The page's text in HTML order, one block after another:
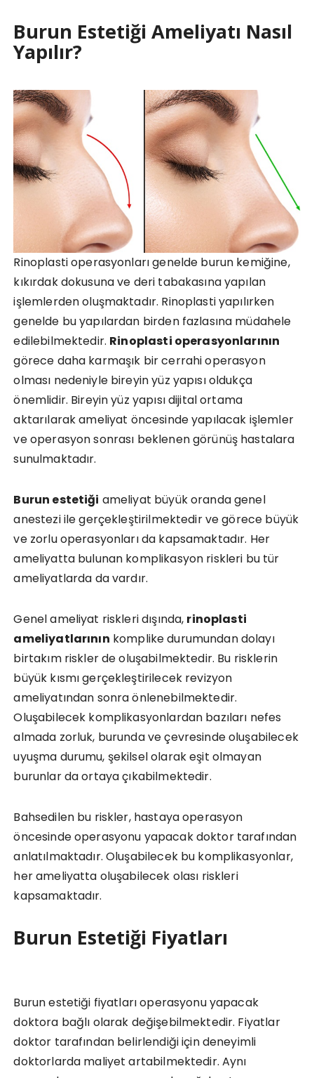
Burun Estetiği Ameliyatı Nasıl
Yapılır?
Rinoplasti operasyonları genelde burun kemiğine,
kıkırdak dokusuna ve deri tabakasına yapılan
işlemlerden oluşmaktadır. Rinoplasti yapılırken
genelde bu yapılardan birden fazlasına müdahele
edilebilmektedir. Rinoplasti operasyonlarının
görece daha karmaşık bir cerrahi operasyon
olması nedeniyle bireyin yüz yapısı oldukça
önemlidir. Bireyin yüz yapısı dijital ortama
aktarılarak ameliyat öncesinde yapılacak işlemler
ve operasyon sonrası beklenen görünüş hastalara
sunulmaktadır.
Burun estetiği ameliyat büyük oranda genel
anestezi ile gerçekleştirilmektedir ve görece büyük
ve zorlu operasyonları da kapsamaktadır. Her
ameliyatta bulunan komplikasyon riskleri bu tür
ameliyatlarda da vardır.
Genel ameliyat riskleri dışında, rinoplasti
ameliyatlarının komplike durumundan dolayı
birtakım riskler de oluşabilmektedir. Bu risklerin
büyük kısmı gerçekleştirilecek revizyon
ameliyatından sonra önlenebilmektedir.
Oluşabilecek komplikasyonlardan bazıları nefes
almada zorluk, burunda ve çevresinde oluşabilecek
uyuşma durumu, şekilsel olarak eşit olmayan
burunlar da ortaya çıkabilmektedir.
Bahsedilen bu riskler, hastaya operasyon
öncesinde operasyonu yapacak doktor tarafından
anlatılmaktadır. Oluşabilecek bu komplikasyonlar,
her ameliyatta oluşabilecek olası riskleri
kapsamaktadır.
Burun Estetiği Fiyatları
Burun estetiği fiyatları operasyonu yapacak
doktora bağlı olarak değişebilmektedir. Fiyatlar
doktor tarafından belirlendiği için deneyimli
doktorlarda maliyet artabilmektedir. Aynı